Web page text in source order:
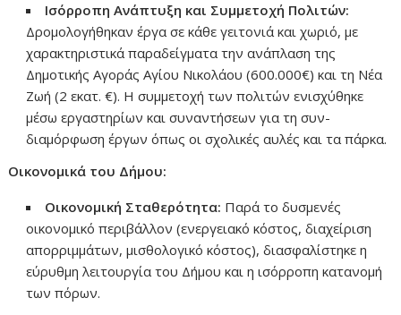
Ισόρροπη Ανάπτυξη και Συμμετοχή Πολιτών:
Δρομολογήθηκαν έργα σε κάθε γειτονιά και χωριό, με
χαρακτηριστικά παραδείγματα την ανάπλαση της
Δημοτικής Αγοράς Αγίου Νικολάου (600.000€) και τη Νέα
Ζωή (2 εκατ. €). Η συμμετοχή των πολιτών ενισχύθηκε
μέσω εργαστηρίων και συναντήσεων για τη συν-
διαμόρφωση έργων όπως οι σχολικές αυλές και τα πάρκα.
Οικονομικά του Δήμου:
Οικονομική Σταθερότητα: Παρά το δυσμενές
οικονομικό περιβάλλον (ενεργειακό κόστος, διαχείριση
απορριμμάτων, μισθολογικό κόστος), διασφαλίστηκε η
εύρυθμη λειτουργία του Δήμου και η ισόρροπη κατανομή
των πόρων.